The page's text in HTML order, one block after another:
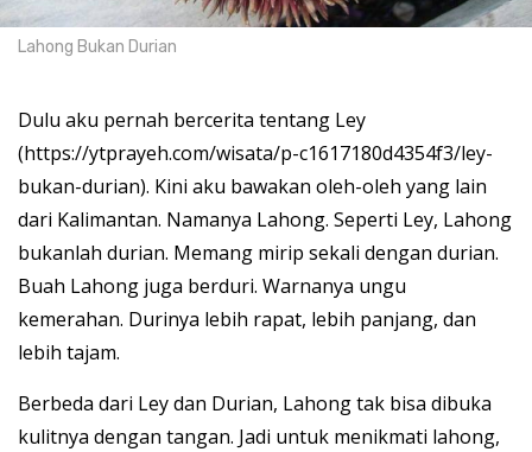
Lahong Bukan Durian
Dulu aku pernah bercerita tentang Ley
(https://ytprayeh.com/wisata/p-c1617180d4354f3/ley-
bukan-durian). Kini aku bawakan oleh-oleh yang lain
dari Kalimantan. Namanya Lahong. Seperti Ley, Lahong
bukanlah durian. Memang mirip sekali dengan durian.
Buah Lahong juga berduri. Warnanya ungu
kemerahan. Durinya lebih rapat, lebih panjang, dan
lebih tajam.
Berbeda dari Ley dan Durian, Lahong tak bisa dibuka
kulitnya dengan tangan. Jadi untuk menikmati lahong,